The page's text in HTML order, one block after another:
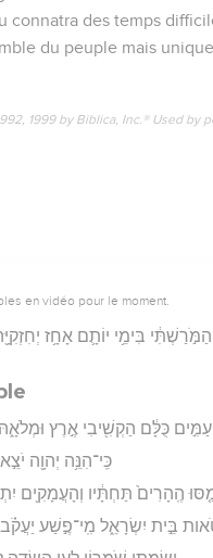
connatra des temps
du peuple mais
1999 by Biblica, Inc.® Used
en vidéo pour le moment.
בִּימֵ֥י יוֹתָ֛ם אָחָ֥ז
כֻּלָּ֔ם הַקְשִׁ֖יבִי אֶ֣רֶץ וּמְלֹאָ֑הּ
כִּֽי־הִנֵּ֥ה יְהוָ֖ה
הֶֽהָרִים֙ תַּחְתָּ֔יו וְהָעֲמָקִ֖ים
בֵּ֣ית יִשְׂרָאֵ֑ל מִֽי־פֶ֣שַׁע יַעֲקֹ֗ב